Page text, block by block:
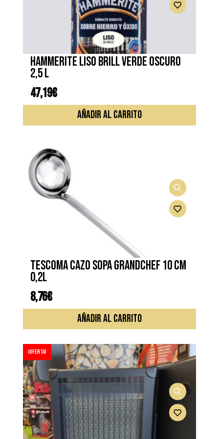
HAMMERITE LISO BRILL VERDE OSCURO
2,5 L
47,19€
AÑADIR AL CARRITO
TESCOMA CAZO SOPA GRANDCHEF 10 cm
0,2L
8,76€
AÑADIR AL CARRITO
¡Oferta!